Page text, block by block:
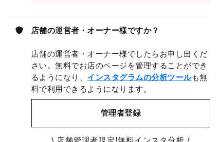
店舗の運営者・オーナー様ですか？
店舗の運営者・オーナー様でしたらお申し出くだ
さい。無料でお店のページを管理することができ
るようになり、 インスタグラムの分析ツールも無
料で利用できるようになります。
管理者登録
\ 店舗管理者限定!無料インスタ分析 /